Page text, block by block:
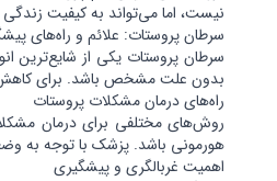
نیست، اما می‌تواند به کیفیت زندگی
سرطان پروستات: علائم و راه‌های
سرطان پروستات یکی از شایع‌ترین
بدون علت مشخص باشد. برای کاهش
راه‌های درمان مشکلات پروستات
روش‌های مختلفی برای درمان
هورمونی باشد. پزشک با توجه به
اهمیت غربالگری و پیشگیری